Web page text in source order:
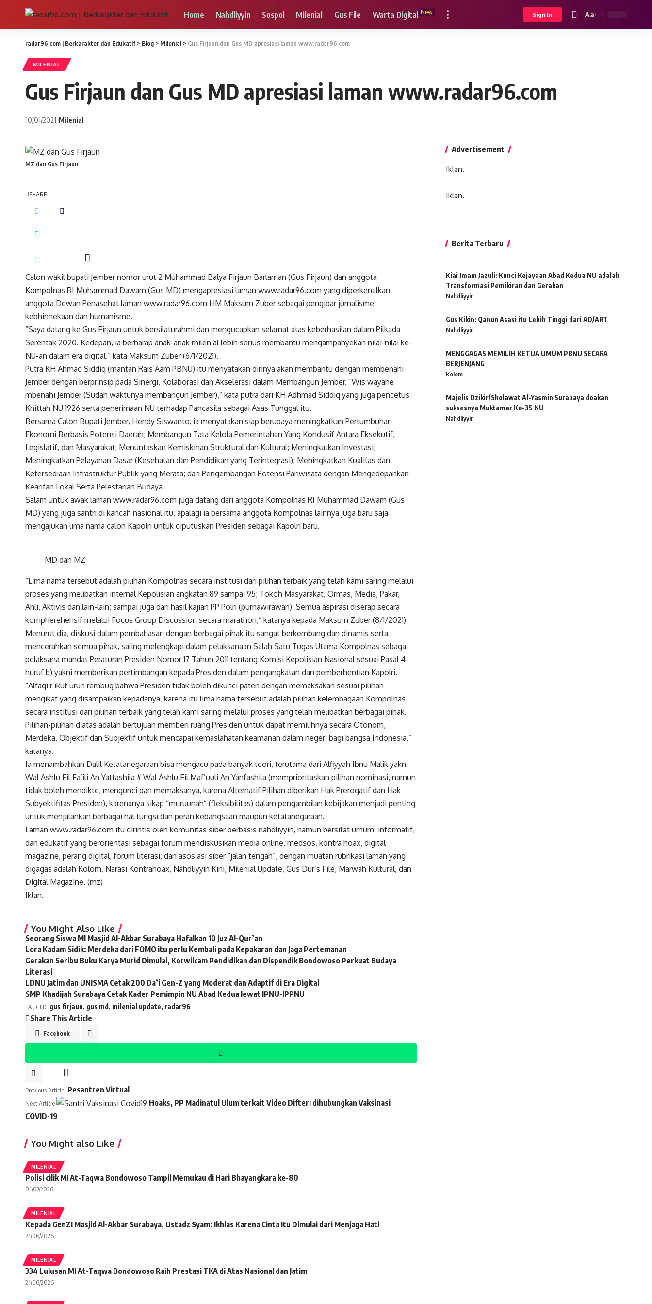
Home Nahdliyyin Sospol Milenial Gus File Warta Digital New Sign In
Font
Aa
radar96.com | Berkarakter dan Edukatif> Blog > Milenial > Gus Firjaun dan Gus MD apresiasi laman www.radar96.com
MILENIAL
Gus Firjaun dan Gus MD apresiasi laman www.radar96.com
10/01/2021 Milenial
MZ dan Gus Firjaun
SHARE
Calon wakil bupati Jember nomor urut 2 Muhammad Balya Firjaun Barlaman (Gus Firjaun) dan anggota
Kompolnas RI Muhammad Dawam (Gus MD) mengapresiasi laman www.radar96.com yang diperkenalkan
anggota Dewan Penasehat laman www.radar96.com HM Maksum Zuber sebagai pengibar jurnalisme
kebhinnekaan dan humanisme.
“Saya datang ke Gus Firjaun untuk bersilaturahmi dan mengucapkan selamat atas keberhasilan dalam Pilkada
Serentak 2020. Kedepan, ia berharap anak-anak milenial lebih serius membantu mengampanyekan nilai-nilai ke-
NU-an dalam era digital,” kata Maksum Zuber (6/1/2021).
Putra KH Ahmad Siddiq (mantan Rais Aam PBNU) itu menyatakan dirinya akan membantu dengan membenahi
Jember dengan berprinsip pada Sinergi, Kolaborasi dan Akselerasi dalam Membangun Jember. “Wis wayahe
mbenahi Jember (Sudah waktunya membangun Jember),” kata putra dari KH Adhmad Siddiq yang juga pencetus
Khittah NU 1926 serta penerimaan NU terhadap Pancasila sebagai Asas Tunggal itu.
Bersama Calon Bupati Jember, Hendy Siswanto, ia menyatakan siap berupaya meningkatkan Pertumbuhan
Ekonomi Berbasis Potensi Daerah; Membangun Tata Kelola Pemerintahan Yang Kondusif Antara Eksekutif,
Legislatif, dan Masyarakat; Menuntaskan Kemiskinan Struktural dan Kultural; Meningkatkan Investasi;
Meningkatkan Pelayanan Dasar (Kesehatan dan Pendidikan yang Terintegrasi); Meningkatkan Kualitas dan
Ketersediaan Infrastruktur Publik yang Merata; dan Pengembangan Potensi Pariwisata dengan Mengedepankan
Kearifan Lokal Serta Pelestarian Budaya.
Salam untuk awak laman www.radar96.com juga datang dari anggota Kompolnas RI Muhammad Dawam (Gus
MD) yang juga santri di kancah nasional itu, apalagi ia bersama anggota Kompolnas lainnya juga baru saja
mengajukan lima nama calon Kapolri untuk diputuskan Presiden sebagai Kapolri baru.
MD dan MZ
“Lima nama tersebut adalah pilihan Kompolnas secara institusi dari pilihan terbaik yang telah kami saring melalui
proses yang melibatkan internal Kepolisian angkatan 89 sampai 95; Tokoh Masyarakat, Ormas, Media, Pakar,
Ahli, Aktivis dan lain-lain; sampai juga dari hasil kajian PP Polri (purnawirawan). Semua aspirasi diserap secara
kompherehensif melalui Focus Group Discussion secara marathon,” katanya kepada Maksum Zuber (8/1/2021).
Menurut dia, diskusi dalam pembahasan dengan berbagai pihak itu sangat berkembang dan dinamis serta
mencerahkan semua pihak, saling melengkapi dalam pelaksanaan Salah Satu Tugas Utama Kompolnas sebagai
pelaksana mandat Peraturan Presiden Nomor 17 Tahun 2011 tentang Komisi Kepolisian Nasional sesuai Pasal 4
huruf b) yakni memberikan pertimbangan kepada Presiden dalam pengangkatan dan pemberhentian Kapolri.
“Alfaqiir ikut urun rembug bahwa Presiden tidak boleh dikunci paten dengan memaksakan sesuai pilihan
mengikat yang disampaikan kepadanya, karena itu lima nama tersebut adalah pilihan kelembagaan Kompolnas
secara institusi dari pilihan terbaik yang telah kami saring melalui proses yang telah melibatkan berbagai pihak.
Pilihan-pilihan diatas adalah bertujuan memberi ruang Presiden untuk dapat memilihnya secara Otonom,
Merdeka, Objektif dan Subjektif untuk mencapai kemaslahatan keamanan dalam negeri bagi bangsa Indonesia,”
katanya.
Ia menambahkan Dalil Ketatanegaraan bisa mengacu pada banyak teori, terutama dari Alfiyyah Ibnu Malik yakni
Wal Ashlu Fil Fa’ili An Yattashila # Wal Ashlu Fil Maf’uuli An Yanfashila (memprioritaskan pilihan nominasi, namun
tidak boleh mendikte, mengunci dan memaksanya, karena Alternatif Pilihan diberikan Hak Prerogatif dan Hak
Subyektifitas Presiden), karenanya sikap “muruunah” (fleksibilitas) dalam pengambilan kebijakan menjadi penting
untuk menjalankan berbagai hal fungsi dan peran kebangsaan maupun ketatanegaraan.
Laman www.radar96.com itu dirintis oleh komunitas siber berbasis nahdliyyin, namun bersifat umum, informatif,
dan edukatif yang berorientasi sebagai forum mendiskusikan media online, medsos, kontra hoax, digital
magazine, perang digital, forum literasi, dan asosiasi siber “jalan tengah”, dengan muatan rubrikasi laman yang
digagas adalah Kolom, Narasi Kontrahoax, Nahdliyyin Kini, Milenial Update, Gus Dur’s File, Marwah Kultural, dan
Digital Magazine. (mz)
Iklan.
You Might Also Like
Seorang Siswa MI Masjid Al-Akbar Surabaya Hafalkan 10 Juz Al-Qur’an
Lora Kadam Sidik: Merdeka dari FOMO itu perlu Kembali pada Kepakaran dan Jaga Pertemanan
Gerakan Seribu Buku Karya Murid Dimulai, Korwilcam Pendidikan dan Dispendik Bondowoso Perkuat Budaya
Literasi
LDNU Jatim dan UNISMA Cetak 200 Da’i Gen-Z yang Moderat dan Adaptif di Era Digital
SMP Khadijah Surabaya Cetak Kader Pemimpin NU Abad Kedua lewat IPNU-IPPNU
TAGGED: gus firjaun, gus md , milenial update, radar96
Share This Article
Facebook
Previous Article Pesantren Virtual
Next Article
Hoaks, PP Madinatul Ulum terkait Video Difteri dihubungkan Vaksinasi
COVID-19
Advertisement
Iklan.
Iklan.
Berita Terbaru
Kiai Imam Jazuli: Kunci Kejayaan Abad Kedua NU adalah
Transformasi Pemikiran dan Gerakan
Nahdliyyin
Gus Kikin: Qanun Asasi itu Lebih Tinggi dari AD/ART
Nahdliyyin
MENGGAGAS MEMILIH KETUA UMUM PBNU SECARA
BERJENJANG
Kolom
Majelis Dzikir/Sholawat Al-Yasmin Surabaya doakan
suksesnya Muktamar Ke-35 NU
Nahdliyyin
You Might also Like
MILENIAL
Polisi cilik MI At-Taqwa Bondowoso Tampil Memukau di Hari Bhayangkara ke-80
01/07/2026
MILENIAL
Kepada GenZI Masjid Al-Akbar Surabaya, Ustadz Syam: Ikhlas Karena Cinta Itu Dimulai dari Menjaga Hati
21/06/2026
MILENIAL
334 Lulusan MI At-Taqwa Bondowoso Raih Prestasi TKA di Atas Nasional dan Jatim
21/06/2026